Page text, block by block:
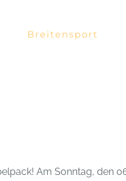
Breitensport
Am Sonntag, den